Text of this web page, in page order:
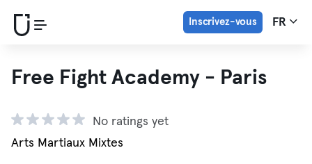
Inscrivez-vous FR
Free Fight Academy - Paris
No ratings yet
Arts Martiaux Mixtes